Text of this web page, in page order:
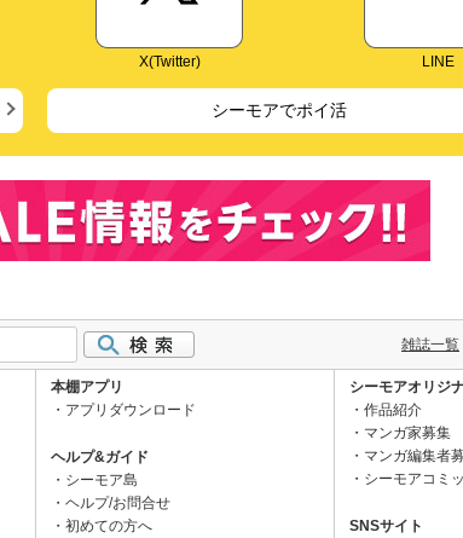
X(Twitter) LINE
シーモアでポイ活
雑誌一覧
本棚アプリ
アプリダウンロード
ヘルプ&ガイド
シーモア島
ヘルプ/お問合せ
初めての方へ
シーモアオリジ
作品紹介
マンガ家募集
マンガ編集者
シーモアコミ
SNSサイト